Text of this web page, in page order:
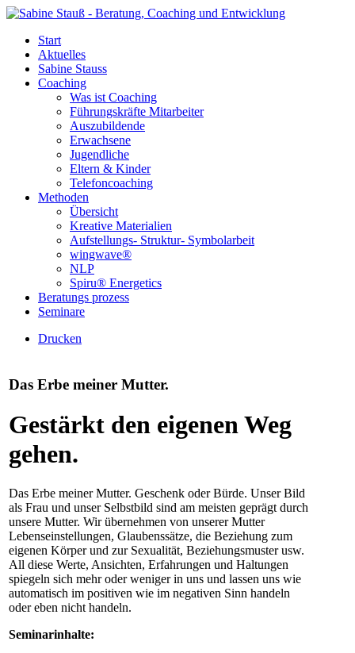
Start
Aktuelles
Sabine Stauss
Coaching
Was ist Coaching
Führungskräfte Mitarbeiter
Auszubildende
Erwachsene
Jugendliche
Eltern & Kinder
Telefoncoaching
Methoden
Übersicht
Kreative Materialien
Aufstellungs- Struktur- Symbolarbeit
wingwave®
NLP
Spiru® Energetics
Beratungs prozess
Seminare
Drucken
Das Erbe meiner Mutter.
Gestärkt den eigenen Weg
gehen.
Das Erbe meiner Mutter. Geschenk oder Bürde. Unser Bild
als Frau und unser Selbstbild sind am meisten geprägt durch
unsere Mutter. Wir übernehmen von unserer Mutter
Lebenseinstellungen, Glaubenssätze, die Beziehung zum
eigenen Körper und zur Sexualität, Beziehungsmuster usw.
All diese Werte, Ansichten, Erfahrungen und Haltungen
spiegeln sich mehr oder weniger in uns und lassen uns wie
automatisch im positiven wie im negativen Sinn handeln
oder eben nicht handeln.
Seminarinhalte: